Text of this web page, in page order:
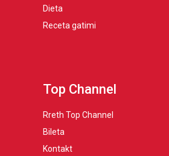
Dieta
Receta gatimi
Top Channel
Rreth Top Channel
Bileta
Kontakt